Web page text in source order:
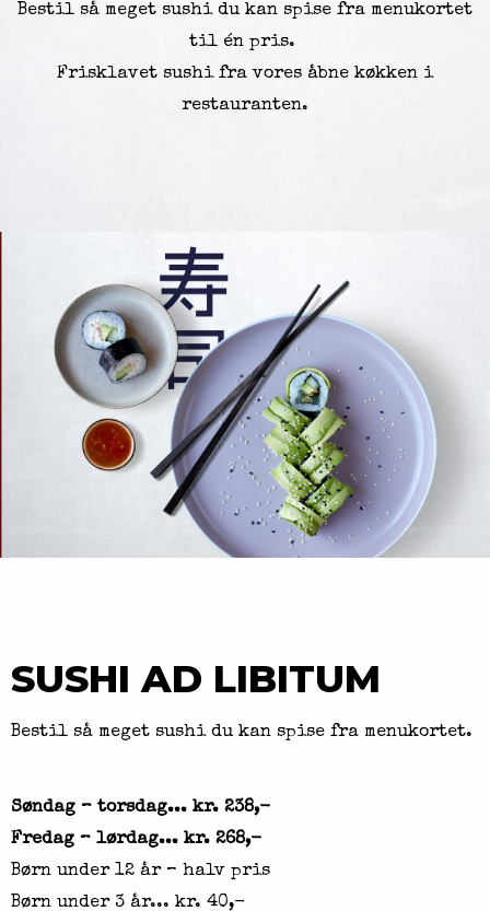
Bestil så meget sushi du kan spise fra menukortet
til én pris.
Frisklavet sushi fra vores åbne køkken i
restauranten.
SUSHI AD LIBITUM
Bestil så meget sushi du kan spise fra menukortet.
Søndag – torsdag... kr. 238,-
Fredag – lørdag... kr. 268,-
Børn under 12 år – halv pris
Børn under 3 år... kr. 40,-